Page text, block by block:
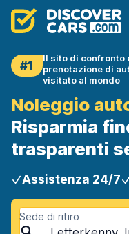
#1
Il sito di confronto
prenotazione di
visitato al mondo
Noleggio
Risparmia
trasparenti
Assistenza 24/7
Sede di ritiro